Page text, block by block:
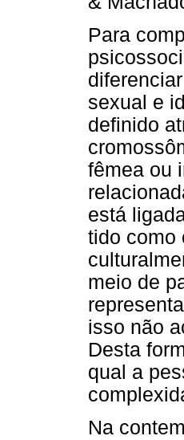
Para
sexual e
definido
fêmea ou
está
tido como
meio de
isso não
Desta
qual a
Na